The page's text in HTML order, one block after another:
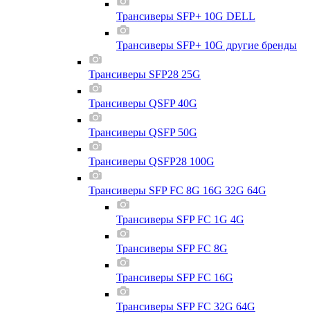
Трансиверы SFP+ 10G DELL
Трансиверы SFP+ 10G другие бренды
Трансиверы SFP28 25G
Трансиверы QSFP 40G
Трансиверы QSFP 50G
Трансиверы QSFP28 100G
Трансиверы SFP FC 8G 16G 32G 64G
Трансиверы SFP FC 1G 4G
Трансиверы SFP FC 8G
Трансиверы SFP FC 16G
Трансиверы SFP FC 32G 64G